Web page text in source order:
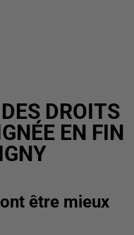
DROITS
EN FIN
être mieux